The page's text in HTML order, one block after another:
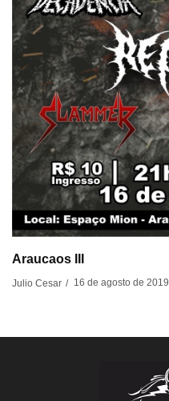
Araucaos III
Julio Cesar / 16 de agosto de 2019